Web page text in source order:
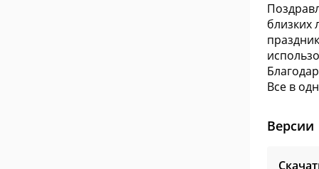
близких
Все в
Версии